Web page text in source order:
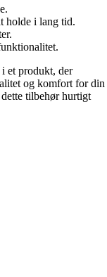
holde i lang tid.
et produkt, der
og komfort for din
tilbehør hurtigt